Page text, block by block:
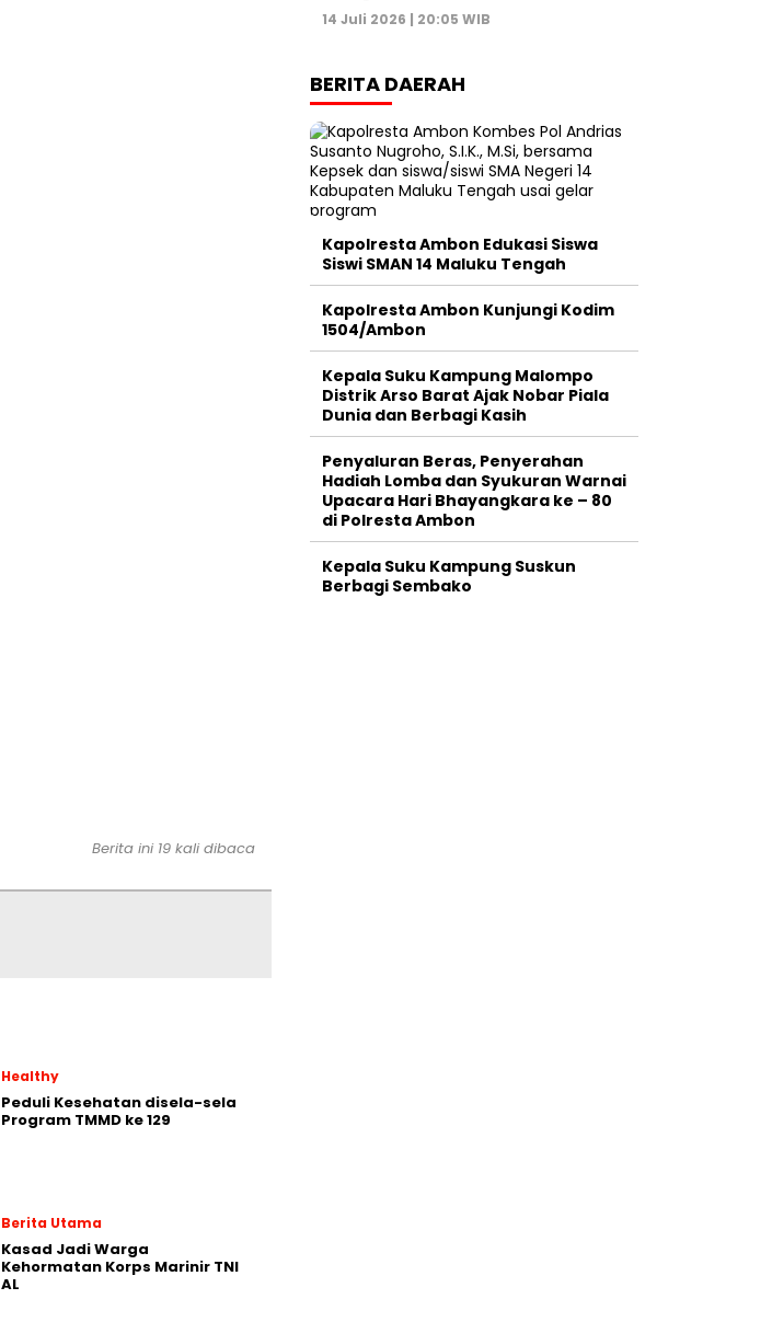
Berita ini 19 kali dibaca
Healthy
Peduli Kesehatan disela-sela
Program TMMD ke 129
Berita Utama
Kasad Jadi Warga
Kehormatan Korps Marinir TNI
AL
14 Juli 2026 | 20:05 WIB
BERITA DAERAH
Kapolresta Ambon Edukasi Siswa
Siswi SMAN 14 Maluku Tengah
Kapolresta Ambon Kunjungi Kodim
1504/Ambon
Kepala Suku Kampung Malompo
Distrik Arso Barat Ajak Nobar Piala
Dunia dan Berbagi Kasih
Penyaluran Beras, Penyerahan
Hadiah Lomba dan Syukuran Warnai
Upacara Hari Bhayangkara ke – 80
di Polresta Ambon
Kepala Suku Kampung Suskun
Berbagi Sembako